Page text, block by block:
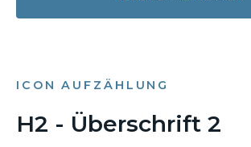
ICON AUFZÄHLUNG
H2 - Überschrift 2